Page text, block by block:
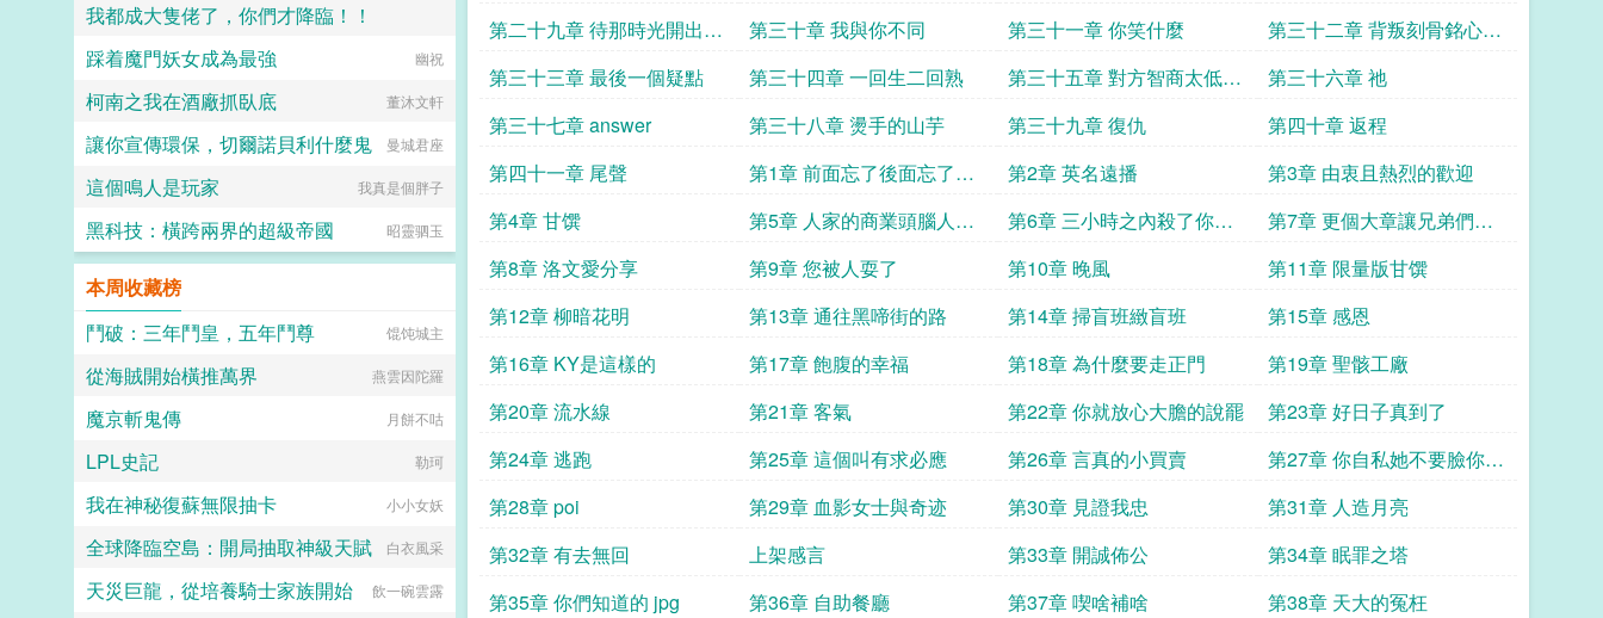
西
持進取之心
第二十九章 待那時光開出腐
朽之花
第三十章 我與你不同 第三十一章 你笑什麼
第三十二章 背叛刻骨銘心的
背叛
第三十三章 最後一個疑點 第三十四章 一回生二回熟
第三十五章 對方智商太低無
法確定您的意圖
第三十六章 祂
第三十七章 answer
第三十八章 燙手的山芋 第三十九章 復仇
第四十章 返程
第四十一章 尾聲
第1章 前面忘了後面忘了太
美麗了教國
第2章 英名遠播
第3章 由衷且熱烈的歡迎
第4章 甘馔
第5章 人家的商業頭腦人家
的服務
第6章 三小時之內殺了你骨
灰都給你揚了
第7章 更個大章讓兄弟們一
次看爽
第8章 洛文愛分享 第9章 您被人耍了 第10章 晚風
第11章 限量版甘馔
第12章 柳暗花明
第13章 通往黑啼街的路 第14章 掃盲班緻盲班
第15章 感恩
第16章 KY是這樣的
第17章 飽腹的幸福 第18章 為什麼要走正門
第19章 聖骸工廠
第20章 流水線
第21章 客氣 第22章 你就放心大膽的說罷
第23章 好日子真到了
第24章 逃跑
第25章 這個叫有求必應 第26章 言真的小買賣
第27章 你自私她不要臉你們
家族都是好樣的
第28章 poi 第29章 血影女士與奇迹 第30章 見證我忠
第31章 人造月亮
第32章 有去無回
上架感言 第33章 開誠佈公
第34章 眠罪之塔
第35章 你們知道的 jpg
第36章 自助餐廳 第37章 喫啥補啥
第38章 天大的冤枉
我都成大隻佬了，你們才降臨！！
努力爆更日萬
踩着魔門妖女成為最強 幽祝
柯南之我在酒廠抓臥底 董沐文軒
讓你宣傳環保，切爾諾貝利什麼鬼 曼城君座
這個鳴人是玩家 我真是個胖子
黑科技：橫跨兩界的超級帝國 昭靈驷玉
本周收藏榜
鬥破：三年鬥皇，五年鬥尊
馄饨城主
從海賊開始橫推萬界 燕雲因陀羅
魔京斬鬼傳 月餅不咕
LPL史記 勒珂
我在神秘復蘇無限抽卡 小小女妖
全球降臨空島：開局抽取神級天賦 白衣風采
天災巨龍，從培養騎士家族開始 飲一碗雲露